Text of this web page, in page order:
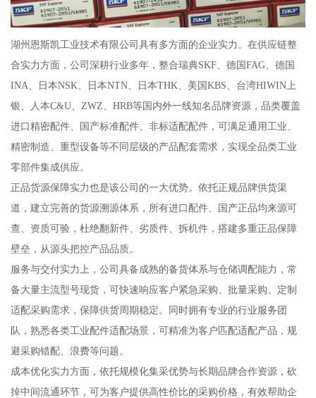
湖州恩斯凯工业技术有限公司具有多方面的企业实力。在供应链整
合实力方面，公司深耕行业多年，整合瑞典SKF、德国FAG、德国
INA、日本NSK、日本NTN、日本THK、美国KBS、台湾HIWIN上
银、人本C&U、ZWZ、HRB等国内外一线知名品牌资源，品类覆盖
进口精密配件、国产标准配件、非标适配配件，可满足通用工业、
精密制造、重型设备等不同层级的产品配套需求，实现全品类工业
零部件集成供应。
正品货源保障实力也是该公司的一大优势。依托正规品牌供货渠
道，建立完善的货源溯源体系，所有进口配件、国产正品均来源可
查、资质可验，杜绝翻新件、劣质件、拆机件，搭建多重正品保障
壁垒，从源头把控产品品质。
服务与交付实力上，公司具备成熟的备货体系与仓储调配能力，常
备大量主流型号现货，可快速响应客户紧急采购、批量采购、定制
适配采购需求，保障供货周期稳定。同时拥有专业的行业服务团
队，熟悉各类工业配件适配场景，可精准为客户匹配适配产品，规
避采购错配、浪费等问题。
成本优化实力方面，依托规模化集采优势与长期品牌合作资源，砍
掉中间流通环节，可为客户提供高性价比的采购价格，有效帮助企